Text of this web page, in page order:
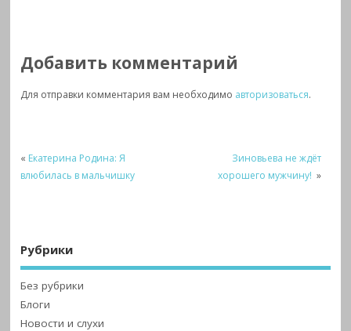
Добавить комментарий
Для отправки комментария вам необходимо авторизоваться.
« Екатерина Родина: Я
влюбилась в мальчишку
Зиновьева не ждёт
хорошего мужчину! »
Рубрики
Без рубрики
Блоги
Новости и слухи